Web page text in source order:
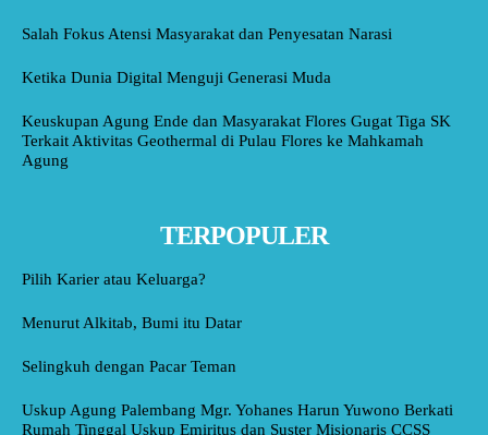
Salah Fokus Atensi Masyarakat dan Penyesatan Narasi
Ketika Dunia Digital Menguji Generasi Muda
Keuskupan Agung Ende dan Masyarakat Flores Gugat Tiga SK
Terkait Aktivitas Geothermal di Pulau Flores ke Mahkamah
Agung
TERPOPULER
Pilih Karier atau Keluarga?
Menurut Alkitab, Bumi itu Datar
Selingkuh dengan Pacar Teman
Uskup Agung Palembang Mgr. Yohanes Harun Yuwono Berkati
Rumah Tinggal Uskup Emiritus dan Suster Misionaris CCSS